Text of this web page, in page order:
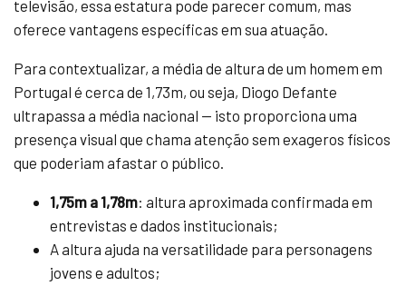
televisão, essa estatura pode parecer comum, mas
oferece vantagens específicas em sua atuação.
Para contextualizar, a média de altura de um homem em
Portugal é cerca de 1,73m, ou seja, Diogo Defante
ultrapassa a média nacional — isto proporciona uma
presença visual que chama atenção sem exageros físicos
que poderiam afastar o público.
1,75m a 1,78m: altura aproximada confirmada em
entrevistas e dados institucionais;
A altura ajuda na versatilidade para personagens
jovens e adultos;